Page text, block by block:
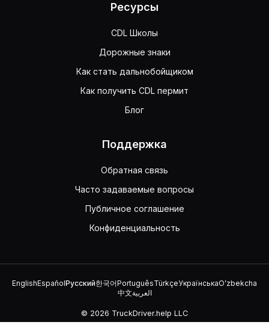
Ресурсы
CDL Школы
Дорожные знаки
Как стать дальнобойщиком
Как получить CDL пермит
Блог
Поддержка
Обратная связь
Часто задаваемые вопросы
Публичное соглашение
Конфиденциальность
EnglishEspañolРусский한국어PortuguêsTürkçeУкраїнськаOʻzbekcha
中文العربية
© 2026 TruckDriver.help LLC